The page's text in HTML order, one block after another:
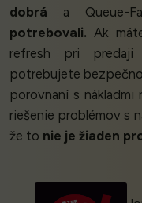
dobrá a Queue-
potrebovali. Ak
refresh pri predaji
potrebujete
porovnaní s nákladmi
riešenie problémov s
že to nie je žiaden